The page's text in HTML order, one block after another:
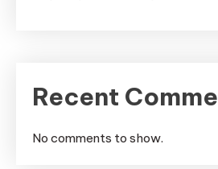
Recent
No comments to show.